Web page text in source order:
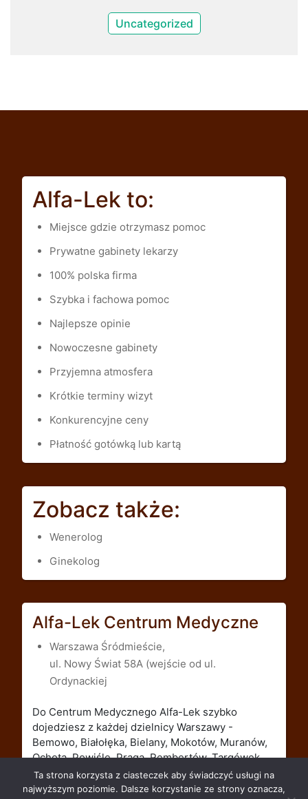
Uncategorized
Alfa-Lek to:
Miejsce gdzie otrzymasz pomoc
Prywatne gabinety lekarzy
100% polska firma
Szybka i fachowa pomoc
Najlepsze opinie
Nowoczesne gabinety
Przyjemna atmosfera
Krótkie terminy wizyt
Konkurencyjne ceny
Płatność gotówką lub kartą
Zobacz także:
Wenerolog
Ginekolog
Alfa-Lek Centrum Medyczne
Warszawa Śródmieście,
ul. Nowy Świat 58A (wejście od ul.
Ordynackiej
Do Centrum Medycznego Alfa-Lek szybko
dojedziesz z każdej dzielnicy Warszawy -
Bemowo, Białołęka, Bielany, Mokotów, Muranów,
Ochota, Powiśle, Praga, Rembertów, Targówek,
Ursus, Ursynów, Wawer, Wesoła, Wilanów,
Włochy, Wola, Żoliborz.
Ta strona korzysta z ciasteczek aby świadczyć usługi na
najwyższym poziomie. Dalsze korzystanie ze strony oznacza,